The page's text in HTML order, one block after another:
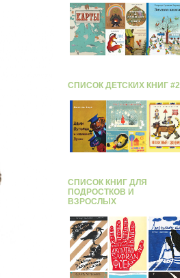
СПИСОК ДЕТСКИХ КНИГ #2
СПИСОК КНИГ ДЛЯ
ПОДРОСТКОВ И
ВЗРОСЛЫХ